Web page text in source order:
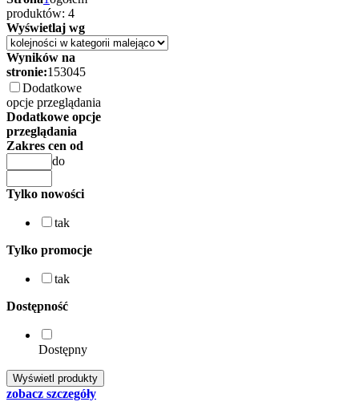
produktów: 4
Wyświetlaj wg
Wyników na
stronie:153045
Dodatkowe
opcje przeglądania
Dodatkowe opcje
przeglądania
Zakres cen od
do
Tylko nowości
tak
Tylko promocje
tak
Dostępność
Dostępny
zobacz szczegóły